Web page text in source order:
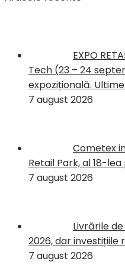
EXPO
Tech (23 – 24
expozițională.
7 august 2026
Cometex
Retail Park, al 18-
7 august 2026
Livrările
2026, dar investițiile
7 august 2026